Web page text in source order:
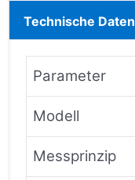
Technische Daten
Parameter
Modell
Messprinzip